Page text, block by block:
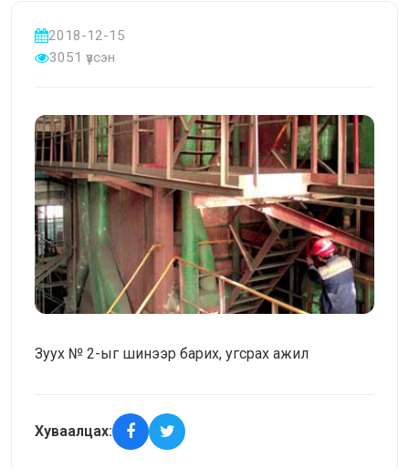
2018-12-15
3051 үзсэн
Зуух № 2-ыг шинээр барих, угсрах ажил
Хуваалцах: